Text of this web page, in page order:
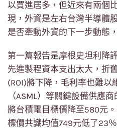
以買進居多，但近來有兩個
現，外資是左右台灣半導體
是否牽動外資的下一步動態
第一篇報告是摩根史坦利降
先進製程資本支出太大，折
(ROI)將下降，毛利率也難以
（ASML）等關鍵設備供應
將台積電目標價降至580元
標價共識均值749元低了23